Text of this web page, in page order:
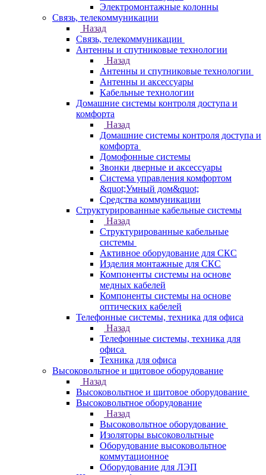
Электромонтажные колонны
Связь, телекоммуникации
Назад
Связь, телекоммуникации
Антенны и спутниковые технологии
Назад
Антенны и спутниковые технологии
Антенны и аксессуары
Кабельные технологии
Домашние системы контроля доступа и
комфорта
Назад
Домашние системы контроля доступа и
комфорта
Домофонные системы
Звонки дверные и аксессуары
Система управления комфортом
&quot;Умный дом&quot;
Средства коммуникации
Структурированные кабельные системы
Назад
Структурированные кабельные
системы
Активное оборудование для СКС
Изделия монтажные для СКС
Компоненты системы на основе
медных кабелей
Компоненты системы на основе
оптических кабелей
Телефонные системы, техника для офиса
Назад
Телефонные системы, техника для
офиса
Техника для офиса
Высоковольтное и щитовое оборудование
Назад
Высоковольтное и щитовое оборудование
Высоковольтное оборудование
Назад
Высоковольтное оборудование
Изоляторы высоковольтные
Оборудование высоковольтное
коммутационное
Оборудование для ЛЭП